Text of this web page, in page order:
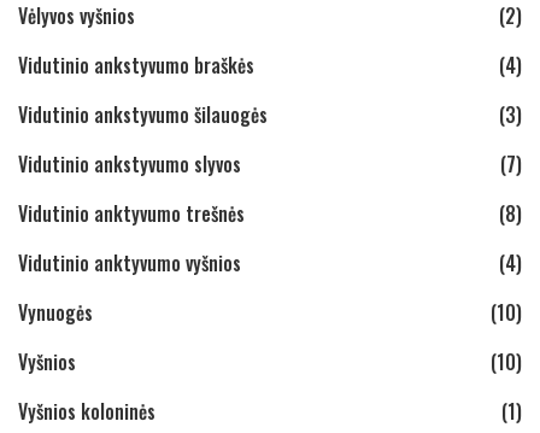
Vėlyvos vyšnios
(2)
Vidutinio ankstyvumo braškės
(4)
Vidutinio ankstyvumo šilauogės
(3)
Vidutinio ankstyvumo slyvos
(7)
Vidutinio anktyvumo trešnės
(8)
Vidutinio anktyvumo vyšnios
(4)
Vynuogės
(10)
Vyšnios
(10)
Vyšnios koloninės
(1)